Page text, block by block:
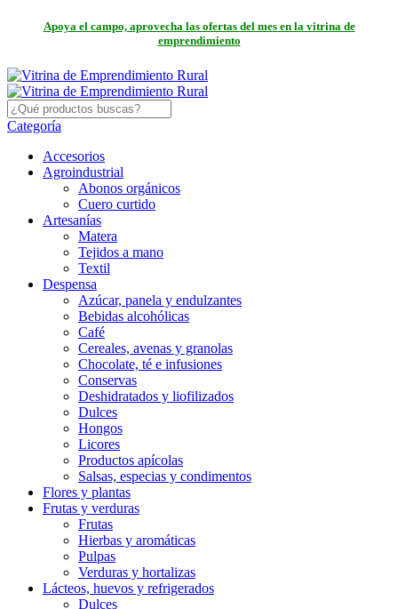
Apoya el campo, aprovecha las ofertas del mes en la vitrina de
emprendimiento
Categoría
Accesorios
Agroindustrial
Abonos orgánicos
Cuero curtido
Artesanías
Matera
Tejidos a mano
Textil
Despensa
Azúcar, panela y endulzantes
Bebidas alcohólicas
Café
Cereales, avenas y granolas
Chocolate, té e infusiones
Conservas
Deshidratados y liofilizados
Dulces
Hongos
Licores
Productos apícolas
Salsas, especias y condimentos
Flores y plantas
Frutas y verduras
Frutas
Hierbas y aromáticas
Pulpas
Verduras y hortalizas
Lácteos, huevos y refrigerados
Dulces